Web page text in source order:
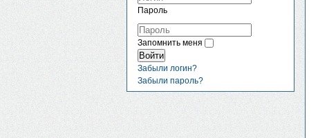
Пароль
Запомнить меня
Войти
Забыли логин?
Забыли пароль?